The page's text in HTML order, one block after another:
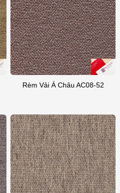
Rèm Vải Á Châu AC08-52